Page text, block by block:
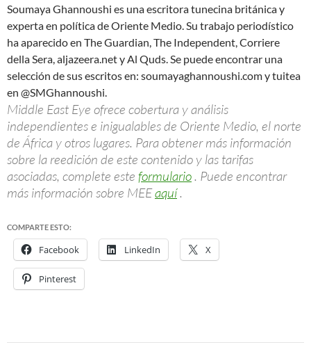
Soumaya Ghannoushi es una escritora tunecina británica y
experta en política de Oriente Medio. Su trabajo periodístico
ha aparecido en The Guardian, The Independent, Corriere
della Sera, aljazeera.net y Al Quds. Se puede encontrar una
selección de sus escritos en: soumayaghannoushi.com y tuitea
en @SMGhannoushi.
Middle East Eye ofrece cobertura y análisis
independientes e inigualables de Oriente Medio, el norte
de África y otros lugares. Para obtener más información
sobre la reedición de este contenido y las tarifas
asociadas, complete este formulario. Puede encontrar
más información sobre MEEaquí.
COMPARTE ESTO:
Facebook LinkedIn X
Pinterest